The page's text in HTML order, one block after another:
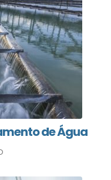
de Água